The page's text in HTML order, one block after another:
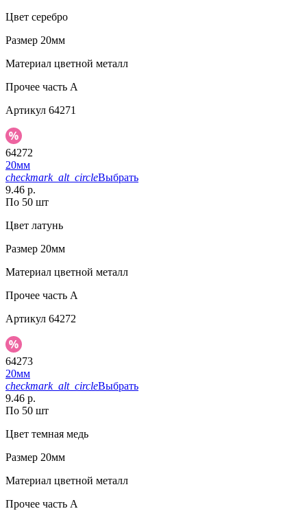
Цвет серебро
Размер 20мм
Материал цветной металл
Прочее часть A
Артикул 64271
64272
20мм
checkmark_alt_circleВыбрать
9.46 р.
По 50 шт
Цвет латунь
Размер 20мм
Материал цветной металл
Прочее часть A
Артикул 64272
64273
20мм
checkmark_alt_circleВыбрать
9.46 р.
По 50 шт
Цвет темная медь
Размер 20мм
Материал цветной металл
Прочее часть A